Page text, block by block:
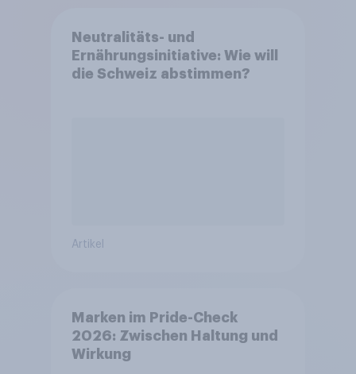
Neutralitäts- und
Ernährungsinitiative: Wie will
die Schweiz abstimmen?
Artikel
Marken im Pride-Check
2026: Zwischen Haltung und
Wirkung